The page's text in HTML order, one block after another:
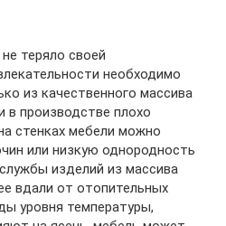
теряло своей
необходимо
из качественного массива
в производстве плохо
стенках мебели можно
или низкую однородность
изделий из массива
вдали от отопительных
уровня температуры,